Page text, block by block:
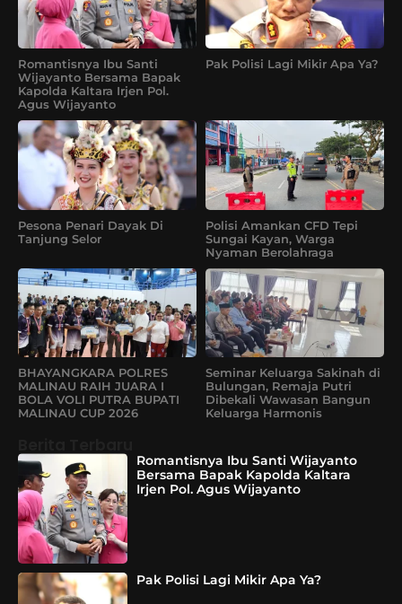
Romantisnya Ibu Santi
Wijayanto Bersama Bapak
Kapolda Kaltara Irjen Pol.
Agus Wijayanto
Pak Polisi Lagi Mikir Apa Ya?
Pesona Penari Dayak Di
Tanjung Selor
Polisi Amankan CFD Tepi
Sungai Kayan, Warga
Nyaman Berolahraga
BHAYANGKARA POLRES
MALINAU RAIH JUARA I
BOLA VOLI PUTRA BUPATI
MALINAU CUP 2026
Seminar Keluarga Sakinah di
Bulungan, Remaja Putri
Dibekali Wawasan Bangun
Keluarga Harmonis
Romantisnya Ibu Santi Wijayanto
Bersama Bapak Kapolda Kaltara
Irjen Pol. Agus Wijayanto
Pak Polisi Lagi Mikir Apa Ya?